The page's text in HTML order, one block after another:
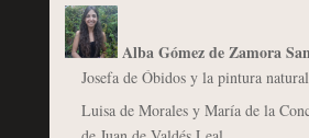
Alba Gómez de Zamora
Josefa de Óbidos y la pintura
Luisa de Morales y María de la